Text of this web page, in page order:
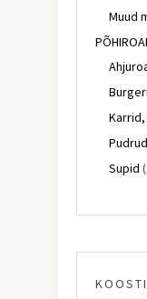
Muud
Pudrud
Supid